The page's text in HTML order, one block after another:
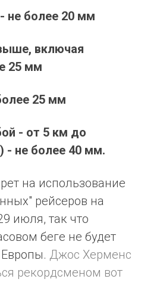
не более 20 мм
включая
25 мм
25 мм
- от 5 км до
- не более 40 мм.
на использование
рейсеров на
июля, так что
беге не будет
Джос Херменс
рекордсменом вот